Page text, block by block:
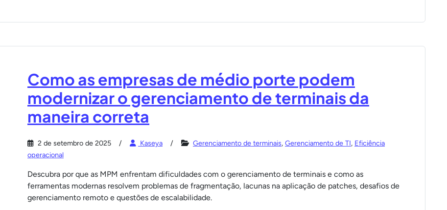
Como as empresas de médio porte podem
modernizar o gerenciamento de terminais da
maneira correta
2 de setembro de 2025 Kaseya Gerenciamento de terminais, Gerenciamento de TI, Eficiência
operacional
Descubra por que as MPM enfrentam dificuldades com o gerenciamento de terminais e como as
ferramentas modernas resolvem problemas de fragmentação, lacunas na aplicação de patches, desafios de
gerenciamento remoto e questões de escalabilidade.